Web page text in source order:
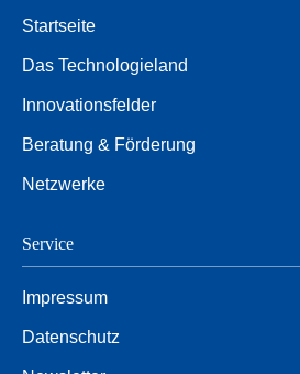
Startseite
Das Technologieland
Innovationsfelder
Beratung & Förderung
Netzwerke
Service
Impressum
Datenschutz